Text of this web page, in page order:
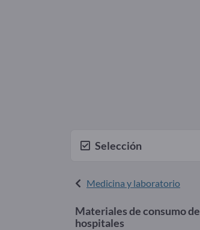
Selección
Medicina y laboratorio
Materiales de consumo de
hospitales